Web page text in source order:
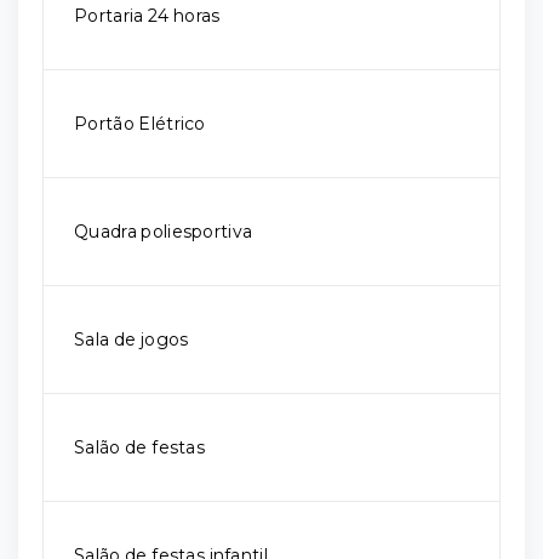
Portaria 24 horas
Portão Elétrico
Quadra poliesportiva
Sala de jogos
Salão de festas